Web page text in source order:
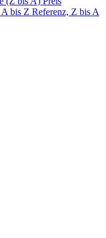
A bis Z Referenz, Z bis A